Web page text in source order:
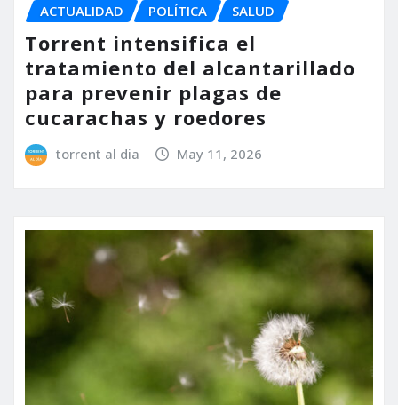
ACTUALIDAD POLÍTICA SALUD
Torrent intensifica el
tratamiento del alcantarillado
para prevenir plagas de
cucarachas y roedores
torrent al dia May 11, 2026